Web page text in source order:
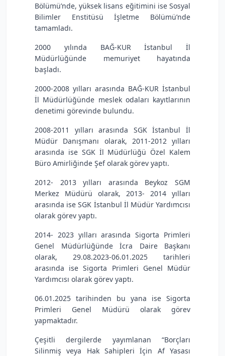
Bölümü’nde, yüksek lisans eğitimini ise Sosyal
Bilimler Enstitüsü İşletme Bölümü’nde
tamamladı.
2000 yılında BAĞ-KUR İstanbul İl
Müdürlüğünde memuriyet hayatında
başladı.
2000-2008 yılları arasında BAĞ-KUR İstanbul
İl Müdürlüğünde meslek odaları kayıtlarının
denetimi görevinde bulundu.
2008-2011 yılları arasında SGK İstanbul İl
Müdür Danışmanı olarak, 2011-2012 yılları
arasında ise SGK İl Müdürlüğü Özel Kalem
Büro Amirliğinde Şef olarak görev yaptı.
2012- 2013 yılları arasında Beykoz SGM
Merkez Müdürü olarak, 2013- 2014 yılları
arasında ise SGK İstanbul İl Müdür Yardımcısı
olarak görev yaptı.
2014- 2023 yılları arasında Sigorta Primleri
Genel Müdürlüğünde İcra Daire Başkanı
olarak, 29.08.2023-06.01.2025 tarihleri
arasında ise Sigorta Primleri Genel Müdür
Yardımcısı olarak görev yaptı.
06.01.2025 tarihinden bu yana ise Sigorta
Primleri Genel Müdürü olarak görev
yapmaktadır.
Çeşitli dergilerde yayımlanan “Borçları
Silinmiş veya Hak Sahipleri İçin Af Yasası